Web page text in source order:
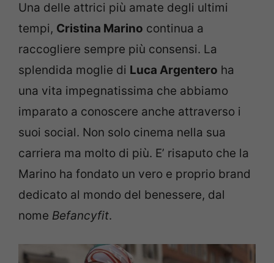
Una delle attrici più amate degli ultimi
tempi, Cristina Marino continua a
raccogliere sempre più consensi. La
splendida moglie di Luca Argentero ha
una vita impegnatissima che abbiamo
imparato a conoscere anche attraverso i
suoi social. Non solo cinema nella sua
carriera ma molto di più. E’ risaputo che la
Marino ha fondato un vero e proprio brand
dedicato al mondo del benessere, dal
nome Befancyfit.